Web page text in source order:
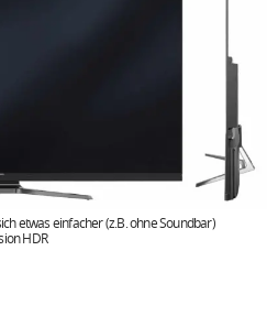
etwas einfacher (z.B. ohne Soundbar)
HDR